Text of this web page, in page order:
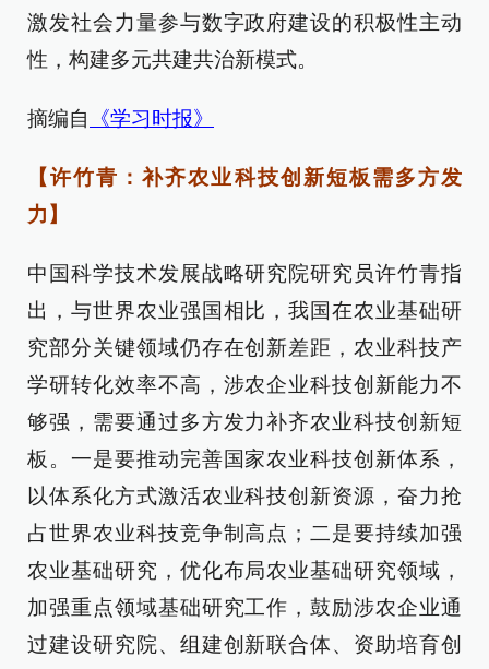
激发社会力量参与数字政府建设的积极性主动
性，构建多元共建共治新模式。
摘编自 《学习时报》
【许竹青：补齐农业科技创新短板需多方发
力】
中国科学技术发展战略研究院研究员许竹青指
出，与世界农业强国相比，我国在农业基础研
究部分关键领域仍存在创新差距，农业科技产
学研转化效率不高，涉农企业科技创新能力不
够强，需要通过多方发力补齐农业科技创新短
板。一是要推动完善国家农业科技创新体系，
以体系化方式激活农业科技创新资源，奋力抢
占世界农业科技竞争制高点；二是要持续加强
农业基础研究，优化布局农业基础研究领域，
加强重点领域基础研究工作，鼓励涉农企业通
过建设研究院、组建创新联合体、资助培育创